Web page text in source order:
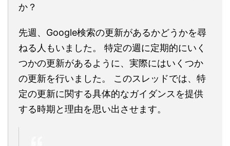
か？
先週、Google検索の更新があるかどうかを尋
ねる人もいました。 特定の週に定期的にいく
つかの更新があるように、実際にはいくつか
の更新を行いました。 このスレッドでは、特
定の更新に関する具体的なガイダンスを提供
する時期と理由を思い出させます。